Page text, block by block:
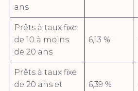
ans
Prêts à taux fixe
de 10 à moins
de 20 ans
6,13 %
Prêts à taux fixe
de 20 ans et
6,39 %